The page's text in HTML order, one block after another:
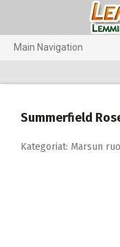
Main Navigation
Pieneläimet
Summerfield
Kategoriat: Marsun